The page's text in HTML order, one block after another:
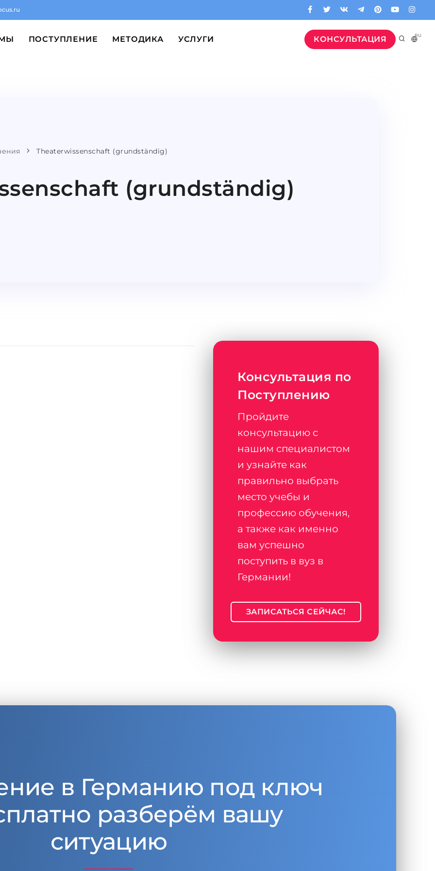
КОНСУЛЬТАЦИЯ RU
ПОСТУПЛЕНИЕ МЕТОДИКА УСЛУГИ
Theaterwissenschaft (grundständig)
(grundständig)
Консультация по
Поступлению
Пройдите
консультацию с
нашим специалистом
и узнайте как
правильно выбрать
место учебы и
профессию обучения,
а также как именно
вам успешно
поступить в вуз в
Германии!
ЗАПИСАТЬСЯ СЕЙЧАС!
в Германию под ключ
разберём вашу
ситуацию